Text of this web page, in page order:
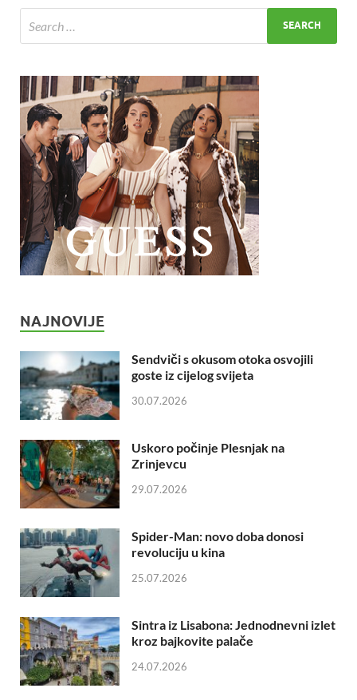
NAJNOVIJE
Sendviči s okusom otoka osvojili
goste iz cijelog svijeta
30.07.2026
Uskoro počinje Plesnjak na
Zrinjevcu
29.07.2026
Spider-Man: novo doba donosi
revoluciju u kina
25.07.2026
Sintra iz Lisabona: Jednodnevni izlet
kroz bajkovite palače
24.07.2026